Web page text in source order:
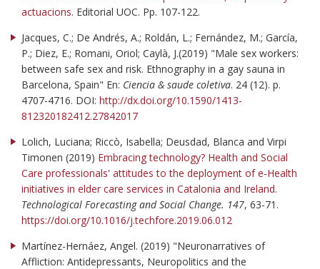
actuacions. Editorial UOC. Pp. 107-122.
Jacques, C.; De Andrés, A.; Roldán, L.; Fernández, M.; García,
P.; Diez, E.; Romani, Oriol; Caylà, J.(2019) "Male sex workers:
between safe sex and risk. Ethnography in a gay sauna in
Barcelona, Spain" En: Ciencia & saude coletiva. 24 (12). p.
4707-4716. DOI: http://dx.doi.org/10.1590/1413-
812320182412.27842017
Lolich, Luciana; Riccò, Isabella; Deusdad, Blanca and Virpi
Timonen (2019) Embracing technology? Health and Social
Care professionals' attitudes to the deployment of e-Health
initiatives in elder care services in Catalonia and Ireland.
Technological Forecasting and Social Change. 147, 63-71.
https://doi.org/10.1016/j.techfore.2019.06.012
Martínez-Hernáez, Angel. (2019) "Neuronarratives of
Affliction: Antidepressants, Neuropolitics and the